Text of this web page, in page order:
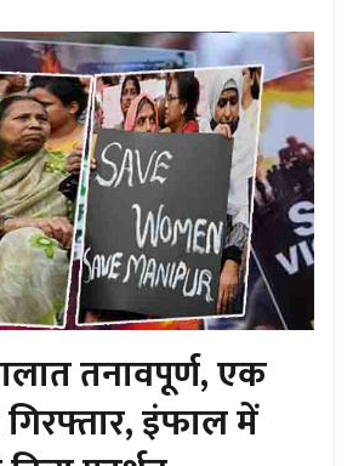
तनावपूर्ण, एक
इंफाल में